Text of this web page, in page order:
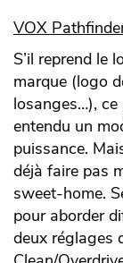
VOX
S’il reprend le
marque (logo
losanges…),
entendu un
puissance.
déjà faire pas
sweet-home.
pour aborder
deux réglages